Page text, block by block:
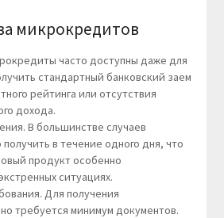
микрокредитов
часто доступны даже для
стандартный банковский заем
рейтинга или отсутствия
дохода.
В большинстве случаев
в течение одного дня, что
продукт особенно
ситуациях.
Для получения
требуется минимум документов.